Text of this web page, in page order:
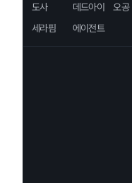
도사
데드아이
오공
세라핌
에이전트